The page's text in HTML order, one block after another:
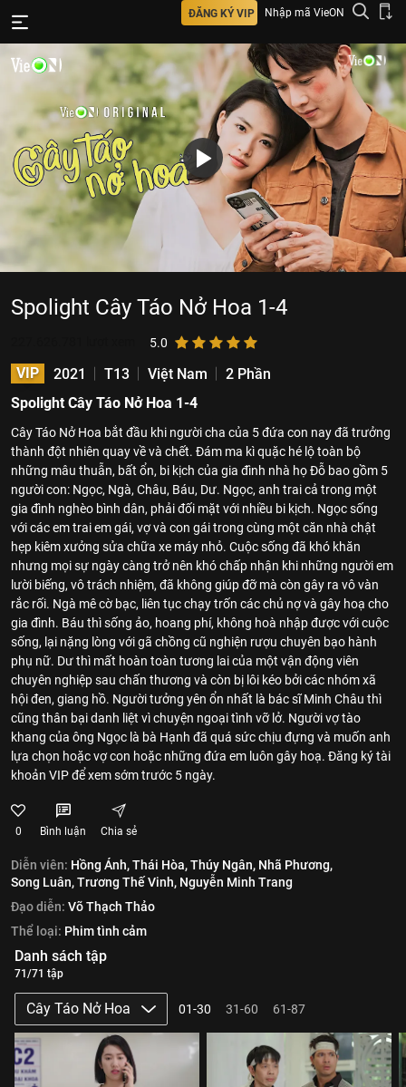
ĐĂNG KÝ VIP Nhập mã VieON
Spolight Cây Táo Nở Hoa 1-4
5.0
VIP 2021 T13 Việt Nam
2 Phần
Spolight Cây Táo Nở Hoa 1-4
Cây Táo Nở Hoa bắt đầu khi người cha của 5 đứa con nay đã trưởng
thành đột nhiên quay về và chết. Đám ma kì quặc hé lộ toàn bộ
những mâu thuẫn, bất ổn, bi kịch của gia đình nhà họ Đỗ bao gồm 5
người con: Ngọc, Ngà, Châu, Báu, Dư. Ngọc, anh trai cả trong một
gia đình nghèo bình dân, phải đối mặt với nhiều bi kịch. Ngọc sống
với các em trai em gái, vợ và con gái trong cùng một căn nhà chật
hẹp kiêm xưởng sửa chữa xe máy nhỏ. Cuộc sống đã khó khăn
nhưng mọi sự ngày càng trở nên khó chấp nhận khi những người em
lười biếng, vô trách nhiệm, đã không giúp đỡ mà còn gây ra vô vàn
rắc rối. Ngà mê cờ bạc, liên tục chạy trốn các chủ nợ và gây hoạ cho
gia đình. Báu thì sống ảo, hoang phí, không hoà nhập được với cuộc
sống, lại nặng lòng với gã chồng cũ nghiện rượu chuyên bạo hành
phụ nữ. Dư thì mất hoàn toàn tương lai của một vận động viên
chuyên nghiệp sau chấn thương và còn bị lôi kéo bởi các nhóm xã
hội đen, giang hồ. Người tưởng yên ổn nhất là bác sĩ Minh Châu thì
cũng thân bại danh liệt vì chuyện ngoại tình vỡ lở. Người vợ tào
khang của ông Ngọc là bà Hạnh đã quá sức chịu đựng và muốn anh
lựa chọn hoặc vợ con hoặc những đứa em luôn gây hoạ. Đăng ký tài
khoản VIP để xem sớm trước 5 ngày.
0 Bình luận Chia sẻ
Diễn viên: Hồng Ánh,Thái Hòa,Thúy Ngân, Nhã Phương,
Song Luân,Trương Thế Vinh, Nguyễn Minh Trang
Đạo diễn: Võ Thạch Thảo
Thể loại: Phim tình cảm
Danh sách tập
71/71 tập
Cây Táo Nở Hoa 01-30 31-60 61-87